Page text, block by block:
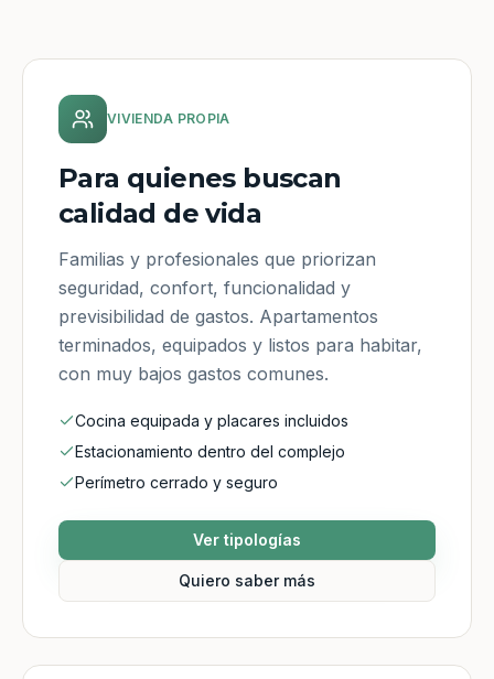
VIVIENDA PROPIA
Para quienes buscan
calidad de vida
Familias y profesionales que priorizan
seguridad, confort, funcionalidad y
previsibilidad de gastos. Apartamentos
terminados, equipados y listos para habitar,
con muy bajos gastos comunes.
Cocina equipada y placares incluidos
Estacionamiento dentro del complejo
Perímetro cerrado y seguro
Ver tipologías
Quiero saber más